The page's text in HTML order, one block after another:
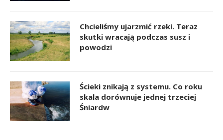
Chcieliśmy ujarzmić rzeki. Teraz
skutki wracają podczas susz i
powodzi
Ścieki znikają z systemu. Co roku
skala dorównuje jednej trzeciej
Śniardw